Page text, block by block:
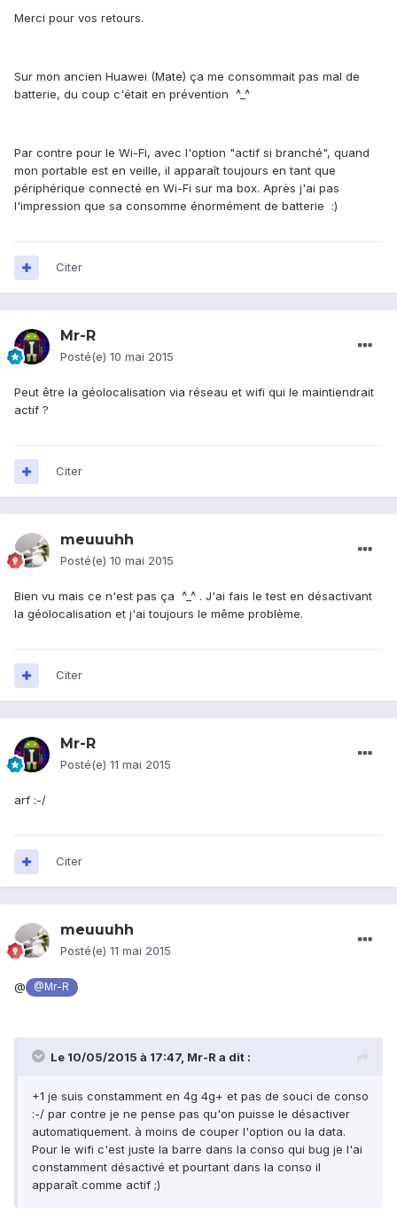
Merci pour vos retours.
Sur mon ancien Huawei (Mate) ça me consommait pas mal de
batterie, du coup c'était en prévention ^_^
Par contre pour le Wi-Fi, avec l'option "actif si branché", quand
mon portable est en veille, il apparaît toujours en tant que
périphérique connecté en Wi-Fi sur ma box. Après j'ai pas
l'impression que sa consomme énormément de batterie :)
Citer
Mr-R
Posté(e) 10 mai 2015
Peut être la géolocalisation via réseau et wifi qui le maintiendrait
actif ?
Citer
meuuuhh
Posté(e) 10 mai 2015
Bien vu mais ce n'est pas ça ^_^ . J'ai fais le test en désactivant
la géolocalisation et j'ai toujours le même problème.
Citer
Mr-R
Posté(e) 11 mai 2015
arf :-/
Citer
meuuuhh
Posté(e) 11 mai 2015
@ @Mr-R
Le 10/05/2015 à 17:47, Mr-R a dit :
+1 je suis constamment en 4g 4g+ et pas de souci de conso
:-/ par contre je ne pense pas qu'on puisse le désactiver
automatiquement. à moins de couper l'option ou la data.
Pour le wifi c'est juste la barre dans la conso qui bug je l'ai
constamment désactivé et pourtant dans la conso il
apparaît comme actif ;)